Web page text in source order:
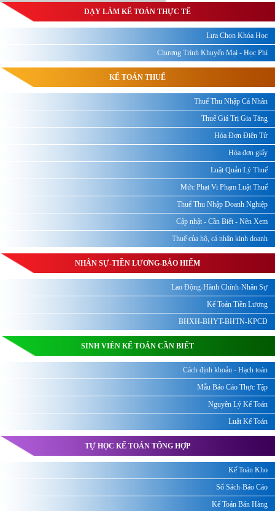
DẠY LÀM KẾ TOÁN THỰC TẾ
Lựa Chọn Khóa Học
Chương Trình Khuyến Mại - Học Phí
KẾ TOÁN THUẾ
Thuế Thu Nhập Cá Nhân
Thuế Giá Trị Gia Tăng
Hóa Đơn Điện Tử
Hóa đơn giấy
Luật Quản Lý Thuế
Mức Phạt Vi Phạm Luật Thuế
Thuế Thu Nhập Doanh Nghiệp
Cập nhật - Cần Biết - Nên Xem
Thuế của hộ, cá nhân kinh doanh
NHÂN SỰ-TIỀN LƯƠNG-BẢO HIỂM
Lao Động-Hành Chính-Nhân Sự
Kế Toán Tiền Lương
BHXH-BHYT-BHTN-KPCĐ
SINH VIÊN KẾ TOÁN CẦN BIẾT
Cách định khoản - Hạch toán
Mẫu Báo Cáo Thực Tập
Nguyên Lý Kế Toán
Luật Kế Toán
TỰ HỌC KẾ TOÁN TỔNG HỢP
Kế Toán Kho
Sổ Sách-Báo Cáo
Kế Toán Bán Hàng